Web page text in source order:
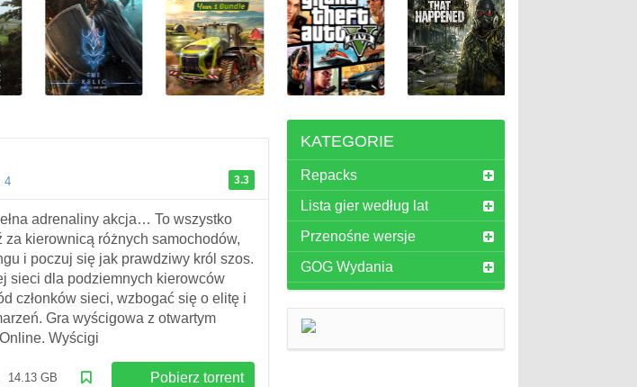
3.3
4
adrenaliny akcja… To wszystko
kierownicą różnych samochodów,
i poczuj się jak prawdziwy król szos.
sieci dla podziemnych kierowców
członków sieci, wzbogać się o elitę i
Gra wyścigowa z otwartym
Wyścigi
Pobierz torrent
14.13 GB
KATEGORIE
Repacks
Lista gier według lat
Przenośne wersje
GOG Wydania